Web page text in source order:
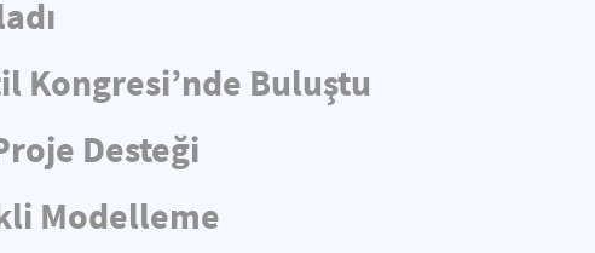
Kongresi’nde Buluştu
Desteği
Modelleme